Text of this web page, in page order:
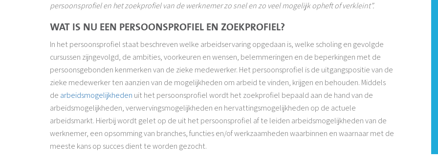
persoonsprofiel en het zoekprofiel van de werknemer zo snel en zo veel mogelijk opheft of verkleint”.
WAT IS NU EEN PERSOONSPROFIEL EN ZOEKPROFIEL?
In het persoonsprofiel staat beschreven welke arbeidservaring opgedaan is, welke scholing en gevolgde
cursussen zijngevolgd, de ambities, voorkeuren en wensen, belemmeringen en de beperkingen met de
persoonsgebonden kenmerken van de zieke medewerker. Het persoonsprofiel is de uitgangspositie van de
zieke medewerker ten aanzien van de mogelijkheden om arbeid te vinden, krijgen en behouden. Middels
de arbeidsmogelijkheden uit het persoonsprofiel wordt het zoekprofiel bepaald aan de hand van de
arbeidsmogelijkheden, verwervingsmogelijkheden en hervattingsmogelijkheden op de actuele
arbeidsmarkt. Hierbij wordt gelet op de uit het persoonsprofiel af te leiden arbeidsmogelijkheden van de
werknemer, een opsomming van branches, functies en/of werkzaamheden waarbinnen en waarnaar met de
meeste kans op succes dient te worden gezocht.